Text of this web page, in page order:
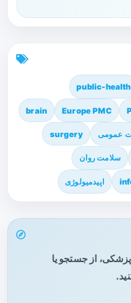
public-health
Europe PMC
brain
عمومی surgery
سلامت روان
اپیدمیولوژی
از جستجو یا